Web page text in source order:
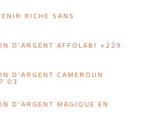
RICHE SANS
D'ARGENT AFFOLABI +229
D'ARGENT CAMEROUN
03
D'ARGENT MAGIQUE EN